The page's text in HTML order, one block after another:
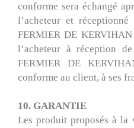
conforme sera échangé
l’acheteur et
FERMIER DE
l’acheteur à réception
FERMIER DE
conforme au client, à ses
10. GARANTIE
Les produit proposés à